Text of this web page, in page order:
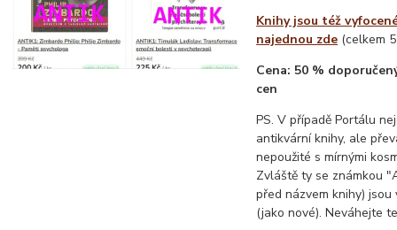
Knihy jsou též
najednou zde (celkem
Cena: 50 %
cen
PS. V případě Portálu
antikvární knihy, ale
nepoužité s mírnými
Zvláště ty se známkou
před názvem knihy)
(jako nové). Neváhejte